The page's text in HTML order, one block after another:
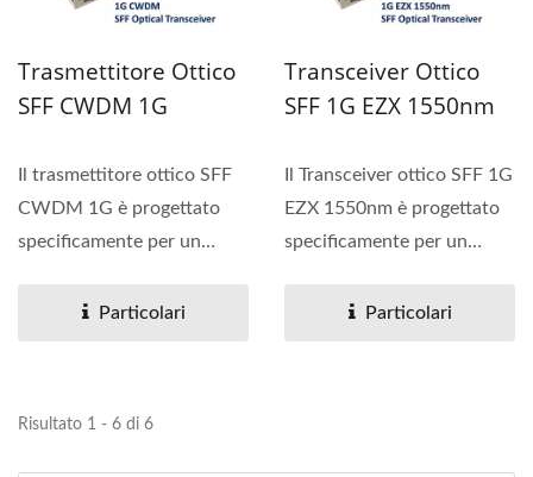
Trasmettitore Ottico
SFF CWDM 1G
Il trasmettitore ottico SFF
CWDM 1G è progettato
specificamente per un
Particolari
Transceiver Ottico
SFF 1G EZX 1550nm
Il Transceiver ottico SFF 1G
EZX 1550nm è progettato
specificamente per un
Particolari
Risultato 1 - 6 di 6